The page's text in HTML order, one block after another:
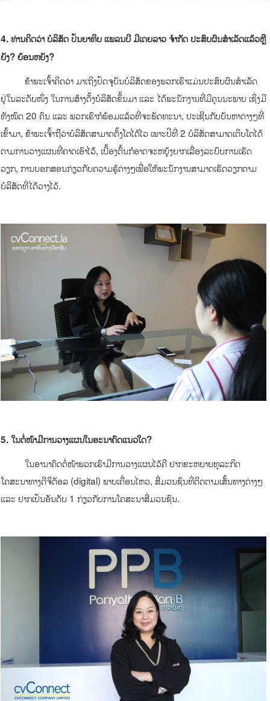
4.ທ່ານຄິດວ່າບໍລິສັດ ປັນຍາທິບ ແພລນບີ ມີເດຍລາວ ຈໍາກັດປະສົບຜົນສໍາເລັດແລ້ວຫຼື
ຍັງ?ຍ້ອນຫຍັງ?
ຂ້າພະເຈົ້າຄິດວ່າ ມາເຖິງປັດຈຸບັນບໍລິສັດຂອງພວກເຮົາແມ່ນປະສົບຜົນສໍາເລັດ
ຢູ່ໃນລະດັບໜຶ່ງ ໃນການສ້າງຕັ້ງບໍລິສັດຂຶ້ນມາ ແລະ ໄດ້ພະນັກງານທີ່ມີຄຸນນະພາບ ເຊິ່ງມີ
ທັງໝົດ 20 ຄົນ ແລະ ພວກເຮົາກໍພ້ອມແລ້ວທີ່ຈະພັດທະນາ, ປະເຊີນກັບບັນຫາຕ່າງໆທີ່
ເຂົ້າມາ, ຂ້າພະເຈົ້າຖືວ່າບໍລິສັດສາມາດຕັ້ງໂຕໄດ້ໄວ ເພາະປີທີ່ 2 ບໍລິສັດສາມາດເຕິບໂຕໄດ້
ຕາມການວາງແຜນທີ່ຄາດເອົາໄວ້, ເບື້ອງຕົ້ນກໍອາດຈະຫຍຸ້ງຍາກເລື່ອງລະບົບການເຮັດ
ວຽກ, ການບອກສອນກ່ຽວກັບຄວາມຮູ້ຕ່າງໆເພື່ອໃຫ້ພະນັກງານສາມາດເຮັດວຽກຕາມ
ບໍລິສັດທີ່ໄດ້ວາງໄວ້.
5.ໃນຕໍ່ໜ້າມີການວາງແຜນໃນອະນາຄົດແນວໃດ?
ໃນອານາຄົດຕໍ່ໜ້າພວກເຮົາມີການວາງແຜນໄວ້ຄື ຢາກຂະຫຍາຍທຸລະກິດ
ໂຄສະນາທາງດີຈິຕັອລ (digital) ພາບເຄື່ອນໄຫວ, ສື່ມວນຊົນທີ່ຕິດຕາມເສັ້ນທາງຕ່າງໆ
ແລະ ຢາກເປັນອັນດັບ 1 ກ່ຽວກັບການໂຄສະນາສື່ມວນຊົນ.